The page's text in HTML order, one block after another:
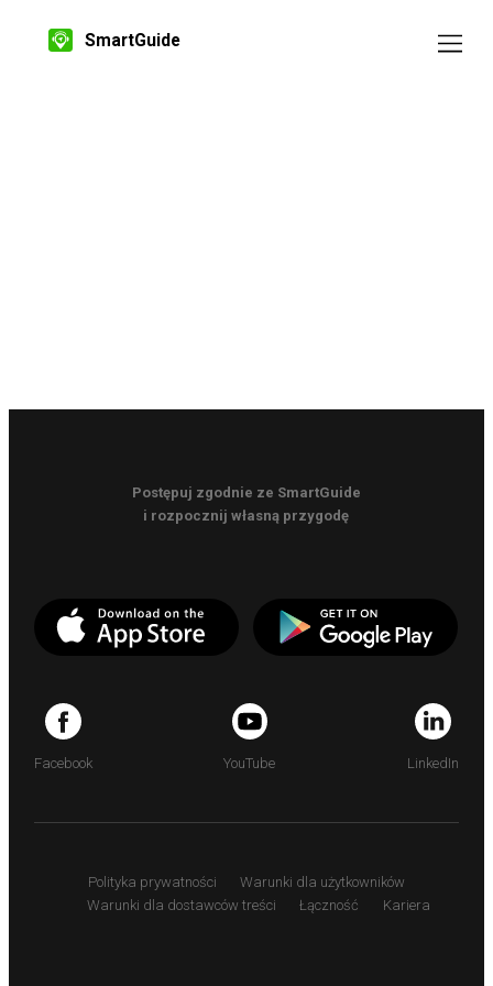
SmartGuide
Postępuj zgodnie ze SmartGuide
i rozpocznij własną przygodę
Facebook YouTube LinkedIn
Polityka prywatności
Warunki dla użytkowników
Warunki dla dostawców treści
Łączność Kariera